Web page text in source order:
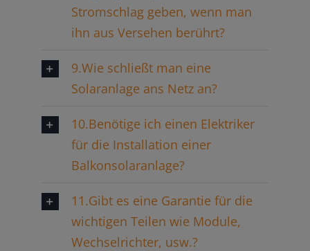
Stromschlag geben, wenn man
ihn aus Versehen berührt?
9.Wie schließt man eine
Solaranlage ans Netz an?
10.Benötige ich einen Elektriker
für die Installation einer
Balkonsolaranlage?
11.Gibt es eine Garantie für die
wichtigen Teilen wie Module,
Wechselrichter, usw.?